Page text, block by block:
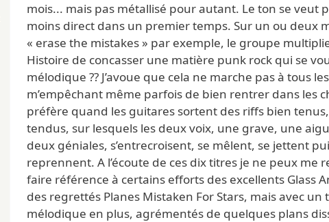
mois... mais pas métallisé pour autant. Le ton se veut
moins direct dans un premier temps. Sur un ou deux
« erase the mistakes » par exemple, le groupe
Histoire de concasser une matière punk rock qui se
mélodique ?? J’avoue que cela ne marche pas à tous
m’empêchant même parfois de bien rentrer dans les
préfère quand les guitares sortent des riffs bien
tendus, sur lesquels les deux voix, une grave, une
deux géniales, s’entrecroisent, se mêlent, se jettent
reprennent. A l’écoute de ces dix titres je ne peux me
faire référence à certains efforts des excellents Glass
des regrettés Planes Mistaken For Stars, mais avec un
mélodique en plus, agrémentés de quelques plans